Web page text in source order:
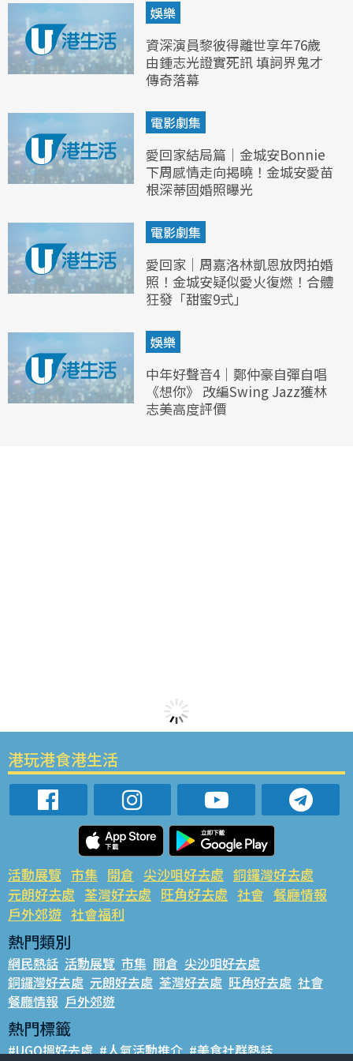
娛樂
資深演員黎彼得離世享年76歲
由鍾志光證實死訊 填詞界鬼才
傳奇落幕
電影劇集
愛回家結局篇｜金城安Bonnie
下周感情走向揭曉！金城安愛苗
根深蒂固婚照曝光
電影劇集
愛回家｜周嘉洛林凱恩放閃拍婚
照！金城安疑似愛火復燃！合體
狂發「甜蜜9式」
娛樂
中年好聲音4｜鄭仲豪自彈自唱
《想你》 改編Swing Jazz獲林
志美高度評價
港玩港食港生活
活動展覽 市集 開倉 尖沙咀好去處 銅鑼灣好去處
元朗好去處 荃灣好去處 旺角好去處 社會 餐廳情報
戶外郊遊 社會福利
熱門類別
網民熱話 活動展覽 市集 開倉 尖沙咀好去處
銅鑼灣好去處 元朗好去處 荃灣好去處 旺角好去處 社會
餐廳情報 戶外郊遊
熱門標籤
#UGO搵好去處 #人氣活動推介 #美食社群熱話